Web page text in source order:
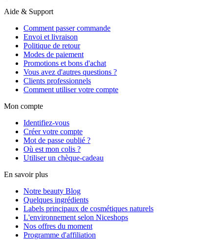
Aide & Support
Comment passer commande
Envoi et livraison
Politique de retour
Modes de paiement
Promotions et bons d'achat
Vous avez d'autres questions ?
Clients professionnels
Comment utiliser votre compte
Mon compte
Identifiez-vous
Créer votre compte
Mot de passe oublié ?
Où est mon colis ?
Utiliser un chèque-cadeau
En savoir plus
Notre beauty Blog
Quelques ingrédients
Labels principaux de cosmétiques naturels
L'environnement selon Niceshops
Nos offres du moment
Programme d'affiliation